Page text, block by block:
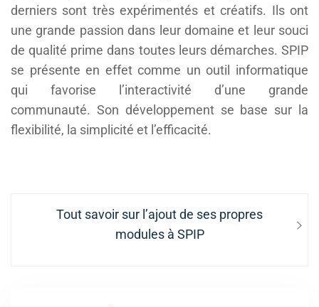
derniers sont très expérimentés et créatifs. Ils ont
une grande passion dans leur domaine et leur souci
de qualité prime dans toutes leurs démarches. SPIP
se présente en effet comme un outil informatique
qui favorise l’interactivité d’une grande
communauté. Son développement se base sur la
flexibilité, la simplicité et l’efficacité.
Navigation
Next
Tout savoir sur l’ajout de ses propres
modules à SPIP